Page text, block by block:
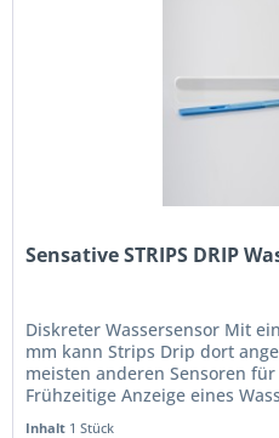
Sensative STRIPS DRIP
Diskreter Wassersensor Mit
mm kann Strips Drip dort
meisten anderen Sensoren
Frühzeitige Anzeige eines
Inhalt 1 Stück